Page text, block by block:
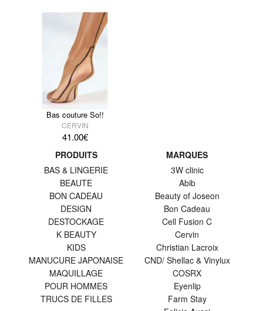
Bas couture So!!
CERVIN
41.00€
PRODUITS
BAS & LINGERIE
BEAUTE
BON CADEAU
DESIGN
DESTOCKAGE
K BEAUTY
KIDS
MANUCURE JAPONAISE
MAQUILLAGE
POUR HOMMES
TRUCS DE FILLES
MARQUES
3W clinic
Abib
Beauty of Joseon
Bon Cadeau
Cell Fusion C
Cervin
Christian Lacroix
CND/ Shellac & Vinylux
COSRX
Eyenlip
Farm Stay